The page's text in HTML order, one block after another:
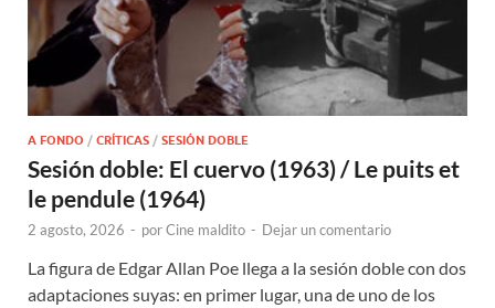
A FONDO / CRÍTICAS / SESIÓN DOBLE
Sesión doble: El cuervo (1963) / Le puits et
le pendule (1964)
2 agosto, 2026 - porCine maldito - Dejar un comentario
La figura de Edgar Allan Poe llega a la sesión doble con dos
adaptaciones suyas: en primer lugar, una de uno de los